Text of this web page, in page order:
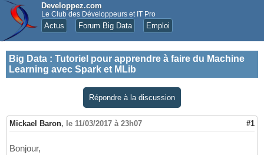
Developpez.com
Le Club des Développeurs et IT Pro
Actus Forum Big Data Emploi
Big Data : Tutoriel pour apprendre à faire du Machine
Learning avec Spark et MLib
Répondre à la discussion
Mickael Baron, le 11/03/2017 à 23h07 #1
Bonjour,